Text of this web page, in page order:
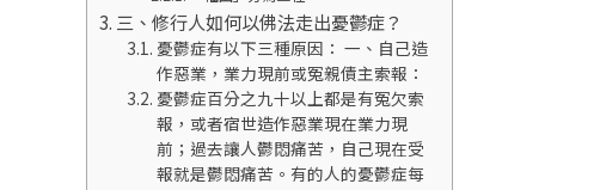
三、修行人如何以佛法走出憂鬱症？
憂鬱症有以下三種原因： 一、自己造
作惡業，業力現前或冤親債主索報：
憂鬱症百分之九十以上都是有冤欠索
報，或者宿世造作惡業現在業力現
前；過去讓人鬱悶痛苦，自己現在受
報就是鬱悶痛苦。有的人的憂鬱症每